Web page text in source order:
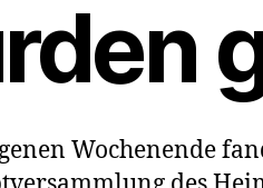
Wochenende